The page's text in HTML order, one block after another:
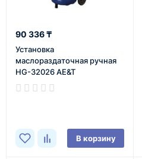
90 336 ₸
Установка
маслораздаточная ручная
HG-32026 AE&T
В корзину